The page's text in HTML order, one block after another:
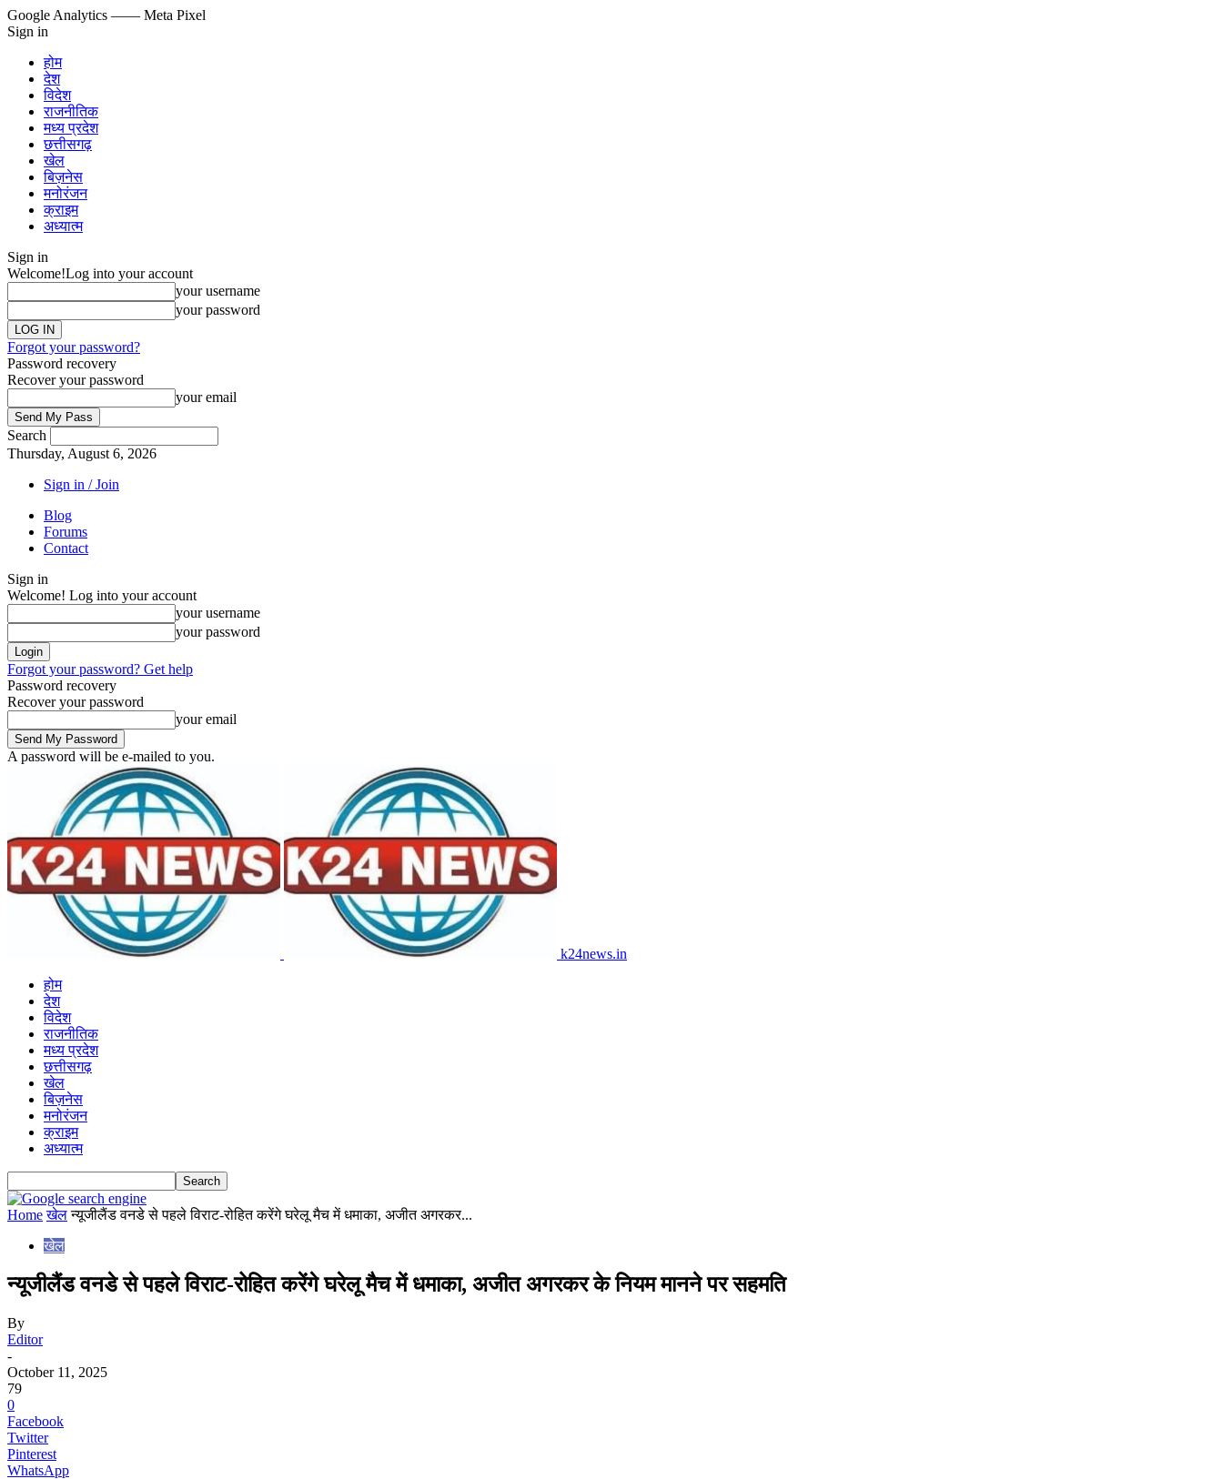
Google Analytics —— Meta Pixel
Sign in
होम
देश
विदेश
राजनीतिक
मध्य प्रदेश
छत्तीसगढ़
खेल
बिज़नेस
मनोरंजन
क्राइम
अध्यात्म
Sign in
Welcome!Log into your account
your username
your password
Forgot your password?
Password recovery
Recover your password
your email
Search
Thursday, August 6, 2026
Sign in / Join
Blog
Forums
Contact
Sign in
Welcome! Log into your account
your username
your password
Forgot your password? Get help
Password recovery
Recover your password
your email
A password will be e-mailed to you.
k24news.in
होम
देश
विदेश
राजनीतिक
मध्य प्रदेश
छत्तीसगढ़
खेल
बिज़नेस
मनोरंजन
क्राइम
अध्यात्म
Home खेल न्यूजीलैंड वनडे से पहले विराट-रोहित करेंगे घरेलू मैच में धमाका, अजीत अगरकर...
खेल
न्यूजीलैंड वनडे से पहले विराट-रोहित करेंगे घरेलू मैच में धमाका, अजीत अगरकर के नियम मानने पर सहमति
By
Editor
-
October 11, 2025
79
0
Facebook
Twitter
Pinterest
WhatsApp